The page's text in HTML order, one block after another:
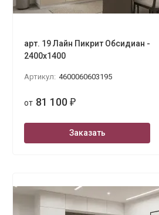
арт. 19 Лайн Пикрит Обсидиан -
2400х1400
Артикул: 4600060603195
от 81 100 ₽
Заказать